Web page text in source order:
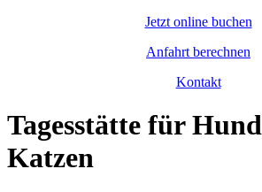
Jetzt online buchen
Anfahrt berechnen
Kontakt
Tagesstätte für
Katzen